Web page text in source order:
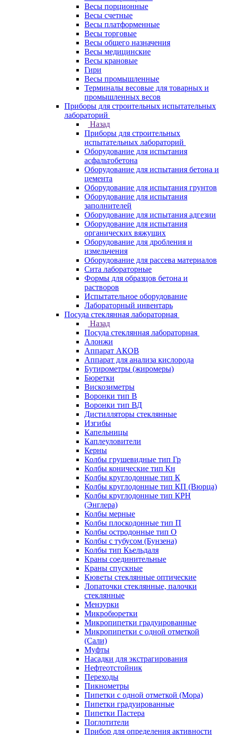
Весы порционные
Весы счетные
Весы платформенные
Весы торговые
Весы общего назначения
Весы медицинские
Весы крановые
Гири
Весы промышленные
Терминалы весовые для товарных и
промышленных весов
Приборы для строительных испытательных
лабораторий
Назад
Приборы для строительных
испытательных лабораторий
Оборудование для испытания
асфальтобетона
Оборудование для испытания бетона и
цемента
Оборудование для испытания грунтов
Оборудование для испытания
заполнителей
Оборудование для испытания адгезии
Оборудование для испытания
органических вяжущих
Оборудование для дробления и
измельчения
Оборудование для рассева материалов
Сита лабораторные
Формы для образцов бетона и
растворов
Испытательное оборудование
Лабораторный инвентарь
Посуда стеклянная лабораторная
Назад
Посуда стеклянная лабораторная
Алонжи
Аппарат АКОВ
Аппарат для анализа кислорода
Бутирометры (жиромеры)
Бюретки
Вискозиметры
Воронки тип В
Воронки тип ВД
Дистилляторы стеклянные
Изгибы
Капельницы
Каплеуловители
Керны
Колбы грушевидные тип Гр
Колбы конические тип Кн
Колбы круглодонные тип К
Колбы круглодонные тип КП (Вюрца)
Колбы круглодонные тип КРН
(Энглера)
Колбы мерные
Колбы плоскодонные тип П
Колбы остродонные тип О
Колбы с тубусом (Бунзена)
Колбы тип Кьельдаля
Краны соединительные
Краны спускные
Кюветы стеклянные оптические
Лопаточки стеклянные, палочки
стеклянные
Мензурки
Микробюретки
Микропипетки градуированные
Микропипетки с одной отметкой
(Сали)
Муфты
Насадки для экстрагирования
Нефтеотстойник
Переходы
Пикнометры
Пипетки с одной отметкой (Мора)
Пипетки градуированные
Пипетки Пастера
Поглотители
Прибор для определения активности